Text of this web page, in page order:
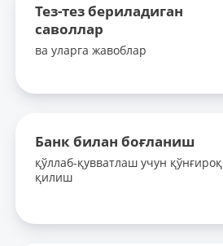
Тез-тез бериладиган
саволлар
ва уларга жавоблар
Банк билан боғланиш
қўллаб-қувватлаш учун қўнғироқ
қилиш